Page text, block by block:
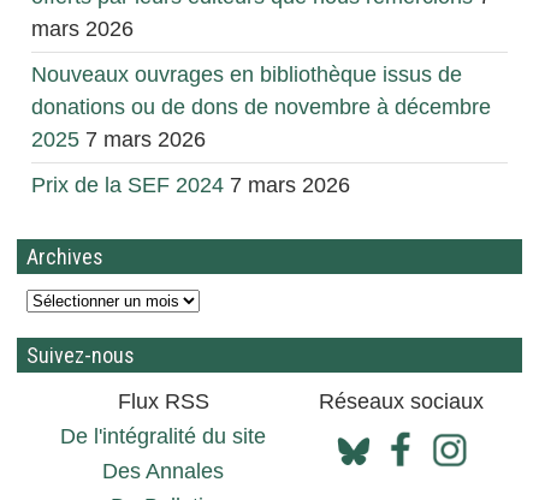
mars 2026
Nouveaux ouvrages en bibliothèque issus de
donations ou de dons de novembre à décembre
2025 7 mars 2026
Prix de la SEF 2024 7 mars 2026
Archives
Suivez-nous
Flux RSS
Réseaux sociaux
De l'intégralité du site
Des Annales